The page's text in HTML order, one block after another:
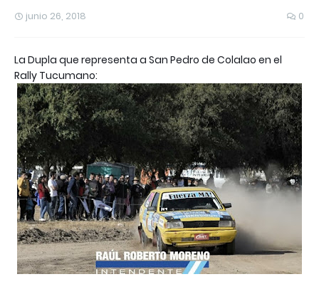
junio 26, 2018 0
La Dupla que representa a San Pedro de Colalao en el
Rally Tucumano: